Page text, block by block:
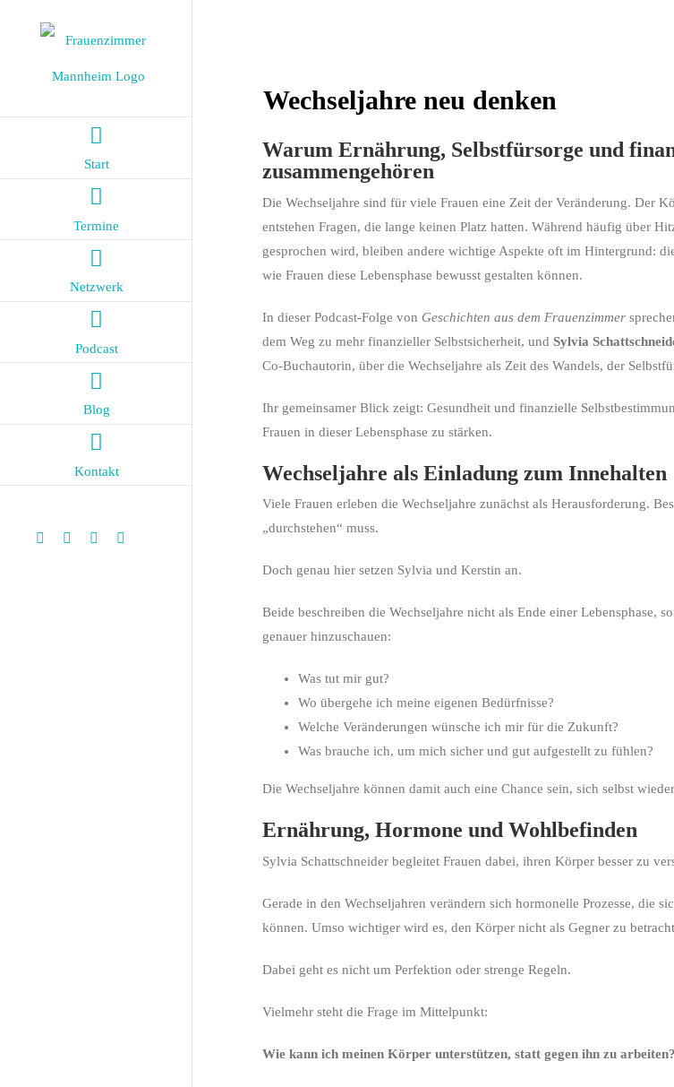
Start
Termine
Netzwerk
Podcast
Blog
Kontakt
InstagramFacebookLinkedIn
Wechseljahre neu denken
Warum Ernährung, Selbstfürsorge und
zusammengehören
Die Wechseljahre sind für viele Frauen eine Zeit der Veränderung. Der
entstehen Fragen, die lange keinen Platz hatten. Während häufig über
gesprochen wird, bleiben andere wichtige Aspekte oft im Hintergrund:
wie Frauen diese Lebensphase bewusst gestalten können.
In dieser Podcast-Folge von Geschichten aus dem Frauenzimmer
dem Weg zu mehr finanzieller Selbstsicherheit, und Sylvia
Co-Buchautorin, über die Wechseljahre als Zeit des Wandels, der
Ihr gemeinsamer Blick zeigt: Gesundheit und finanzielle
Frauen in dieser Lebensphase zu stärken.
Wechseljahre als Einladung zum Innehalten
Viele Frauen erleben die Wechseljahre zunächst als Herausforderung.
„durchstehen“ muss.
Doch genau hier setzen Sylvia und Kerstin an.
Beide beschreiben die Wechseljahre nicht als Ende einer Lebensphase,
genauer hinzuschauen:
Was tut mir gut?
Wo übergehe ich meine eigenen Bedürfnisse?
Welche Veränderungen wünsche ich mir für die Zukunft?
Was brauche ich, um mich sicher und gut aufgestellt zu fühlen?
Die Wechseljahre können damit auch eine Chance sein, sich selbst
Ernährung, Hormone und Wohlbefinden
Sylvia Schattschneider begleitet Frauen dabei, ihren Körper besser zu
Gerade in den Wechseljahren verändern sich hormonelle Prozesse, die
können. Umso wichtiger wird es, den Körper nicht als Gegner zu
Dabei geht es nicht um Perfektion oder strenge Regeln.
Vielmehr steht die Frage im Mittelpunkt:
Wie kann ich meinen Körper unterstützen, statt gegen ihn zu arbeiten?